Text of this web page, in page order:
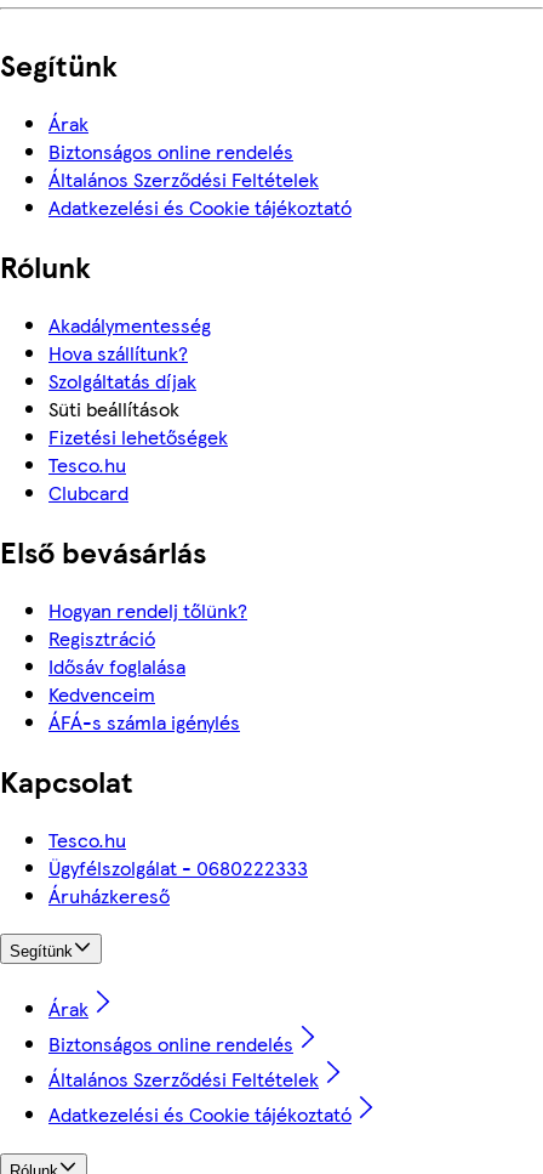
Segítünk
Árak
Biztonságos online rendelés
Általános Szerződési Feltételek
Adatkezelési és Cookie tájékoztató
Rólunk
Akadálymentesség
Hova szállítunk?
Szolgáltatás díjak
Süti beállítások
Fizetési lehetőségek
Tesco.hu
Clubcard
Első bevásárlás
Hogyan rendelj tőlünk?
Regisztráció
Idősáv foglalása
Kedvenceim
ÁFÁ-s számla igénylés
Kapcsolat
Tesco.hu
Ügyfélszolgálat - 0680222333
Áruházkereső
Segítünk
Árak
Biztonságos online rendelés
Általános Szerződési Feltételek
Adatkezelési és Cookie tájékoztató